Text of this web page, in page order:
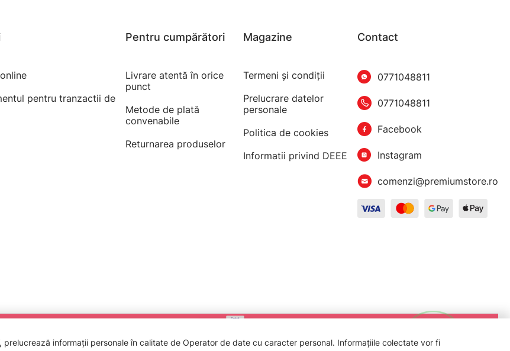
pentru tranzactii de
Pentru cumpărători
Livrare atentă în orice
punct
Metode de plată
convenabile
Returnarea produselor
Magazine
Termeni şi condiţii
Prelucrare datelor
personale
Politica de cookies
Informatii privind DEEE
Contact
0771048811
0771048811
Facebook
Instagram
comenzi@premiumstore.ro
prelucrează informații personale în calitate de Operator de date cu caracter personal. Informațiile colectate vor fi